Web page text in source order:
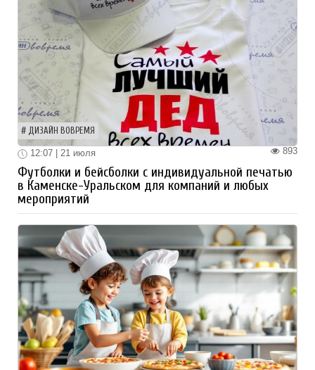
ДИЗАЙН ВОВРЕМЯ
893
12:07 | 21 июля
Футболки и бейсболки с индивидуальной печатью
в Каменске-Уральском для компаний и любых
мероприятий